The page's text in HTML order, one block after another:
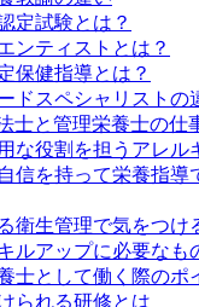
定試験とは？
ンティストとは？
保健指導とは？
ドスペシャリストの
士と管理栄養士の仕
な役割を担うアレル
信を持って栄養指導
衛生管理で気をつけ
ルアップに必要なも
士として働く際のポ
られる研修とは